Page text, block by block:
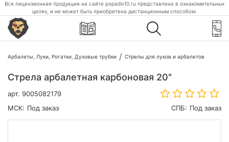
Вся лицензионная продукция на сайте popadiv10.ru представлена в ознакомительных
целях, и не может быть приобретена дистанционным способом.
Арбалеты, Луки, Рогатки, Духовые трубки Стрелы для луков и арбалетов
Стрела арбалетная карбоновая 20"
арт. 9005082179
МСК: Под заказ СПБ: Под заказ